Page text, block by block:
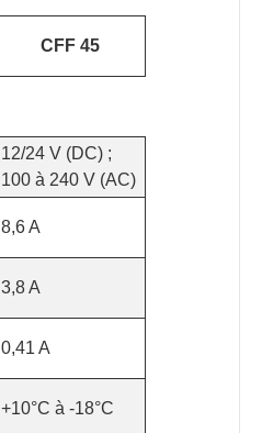
CFF 45
12/24 V (DC) ;
100 à 240 V (AC)
8,6 A
3,8 A
0,41 A
+10°C à -18°C